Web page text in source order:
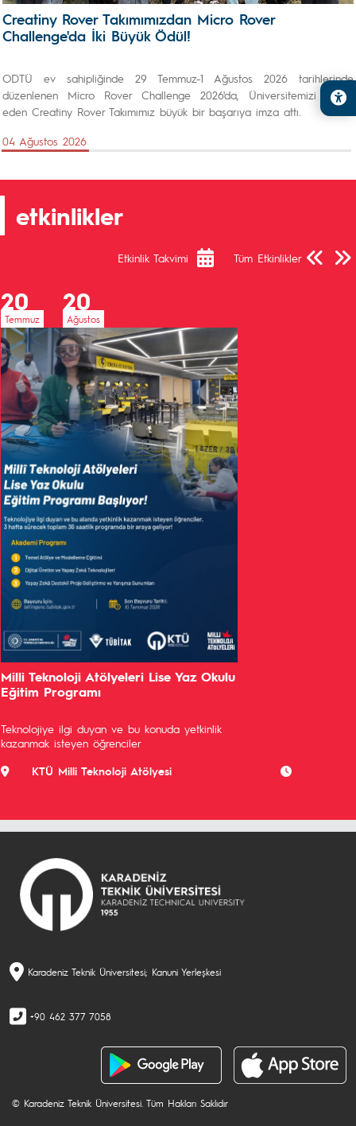
Creatiny Rover Takımımızdan Micro Rover
Challenge'da İki Büyük Ödül!
ODTÜ ev sahipliğinde 29 Temmuz-1 Ağustos 2026 tarihlerinde
düzenlenen Micro Rover Challenge 2026'da, Üniversitemizi temsil
eden Creatiny Rover Takımımız büyük bir başarıya imza attı.
04 Ağustos 2026
etkinlikler
Etkinlik Takvimi Tüm Etkinlikler
Önceki
20
Temmuz
20
Ağustos
Milli Teknoloji Atölyeleri Lise Yaz Okulu
Eğitim Programı
Teknolojiye ilgi duyan ve bu konuda yetkinlik
kazanmak isteyen öğrenciler
KTÜ Milli Teknoloji Atölyesi
Karadeniz Teknik Üniversitesi; Kanuni Yerleşkesi
+90 462 377 7058
© Karadeniz Teknik Üniversitesi. Tüm Hakları Saklıdır